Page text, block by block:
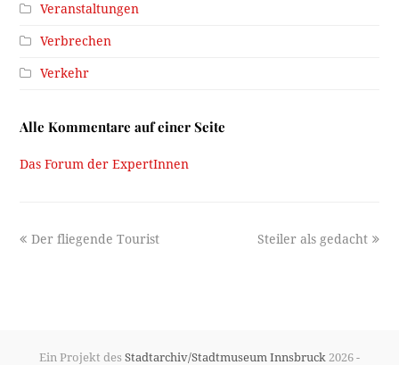
Veranstaltungen
Verbrechen
Verkehr
Alle Kommentare auf einer Seite
Das Forum der ExpertInnen
previous
Der fliegende Tourist
next
Steiler als gedacht
Ein Projekt des Stadtarchiv/Stadtmuseum Innsbruck 2026 -